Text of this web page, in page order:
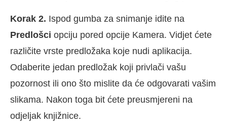
Korak 2. Ispod gumba za snimanje idite na
Predlošci opciju pored opcije Kamera. Vidjet ćete
različite vrste predložaka koje nudi aplikacija.
Odaberite jedan predložak koji privlači vašu
pozornost ili ono što mislite da će odgovarati vašim
slikama. Nakon toga bit ćete preusmjereni na
odjeljak knjižnice.